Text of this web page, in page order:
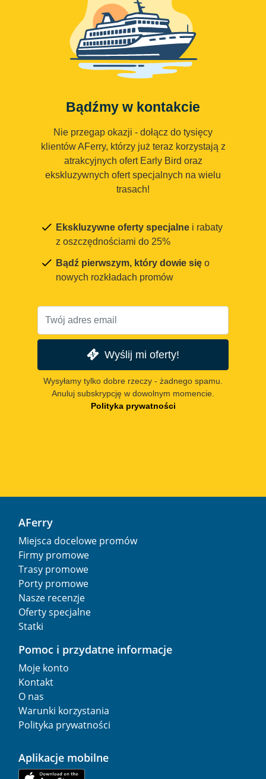
Bądźmy w kontakcie
Nie przegap okazji - dołącz do tysięcy
klientów AFerry, którzy już teraz korzystają z
atrakcyjnych ofert Early Bird oraz
ekskluzywnych ofert specjalnych na wielu
trasach!
Ekskluzywne oferty specjalne i rabaty
z oszczędnościami do 25%
Bądź pierwszym, który dowie się o
nowych rozkładach promów
Wyślij mi oferty!
Wysyłamy tylko dobre rzeczy - żadnego spamu.
Anuluj subskrypcję w dowolnym momencie.
Polityka prywatności
AFerry
Miejsca docelowe promów
Firmy promowe
Trasy promowe
Porty promowe
Nasze recenzje
Oferty specjalne
Statki
Pomoc i przydatne informacje
Moje konto
Kontakt
O nas
Warunki korzystania
Polityka prywatności
Aplikacje mobilne